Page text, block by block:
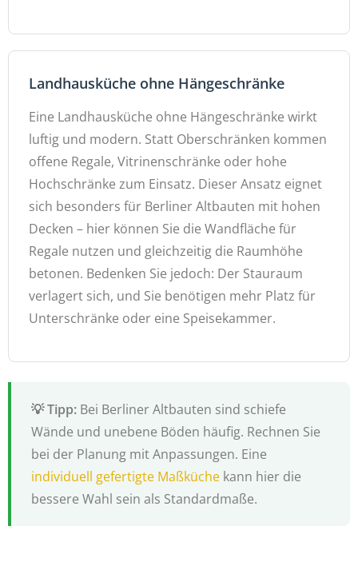
Landhausküche ohne Hängeschränke
Eine Landhausküche ohne Hängeschränke wirkt
luftig und modern. Statt Oberschränken kommen
offene Regale, Vitrinenschränke oder hohe
Hochschränke zum Einsatz. Dieser Ansatz eignet
sich besonders für Berliner Altbauten mit hohen
Decken – hier können Sie die Wandfläche für
Regale nutzen und gleichzeitig die Raumhöhe
betonen. Bedenken Sie jedoch: Der Stauraum
verlagert sich, und Sie benötigen mehr Platz für
Unterschränke oder eine Speisekammer.
Bei Berliner Altbauten sind schiefe
Wände und unebene Böden häufig. Rechnen Sie
bei der Planung mit Anpassungen. Eine
individuell gefertigte Maßküche kann hier die
bessere Wahl sein als Standardmaße.